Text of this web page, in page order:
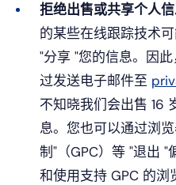
拒绝出售或共享个人信
的某些在线跟踪技术
"分享 "您的信息。因
过发送电子邮件至
不知晓我们会出售 16
息。您也可以通过浏
制"（GPC）等 "退出 "
和使用支持 GPC 的浏